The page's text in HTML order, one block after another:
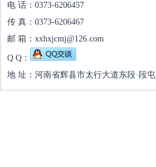
电 话：0373-6206457
传 真：0373-6206467
邮 箱：xxhxjcmj@126.com
Q Q：
地 址：河南省辉县市太行大道东段·段屯